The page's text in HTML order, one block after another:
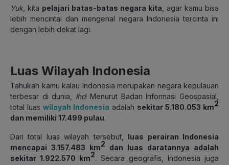
Yuk, kita pelajari batas-batas negara kita , agar kamu bisa
lebih mencintai dan mengenal negara Indonesia tercinta ini
dengan lebih dekat lagi.
Luas Wilayah Indonesia
Tahukah kamu kalau Indonesia merupakan negara kepulauan
terbesar di dunia, lho! Menurut Badan Informasi Geospasial,
total luas wilayah Indonesia adalah sekitar 5.180.053 km2
dan memiliki 17.499 pulau.
Dari total luas wilayah tersebut, luas perairan Indonesia
mencapai 3.157.483 km2 dan luas daratannya adalah
sekitar 1.922.570 km2. Secara geografis, Indonesia juga